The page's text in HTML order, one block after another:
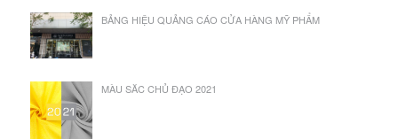
BẢNG HIỆU QUẢNG CÁO CỬA HÀNG MỸ PHẨM
MÀU SĂC CHỦ ĐẠO 2021